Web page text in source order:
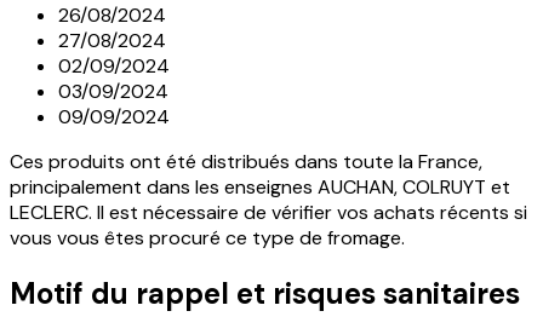
26/08/2024
27/08/2024
02/09/2024
03/09/2024
09/09/2024
Ces produits ont été distribués dans toute la France,
principalement dans les enseignes AUCHAN, COLRUYT et
LECLERC. Il est nécessaire de vérifier vos achats récents si
vous vous êtes procuré ce type de fromage.
Motif du rappel et risques sanitaires